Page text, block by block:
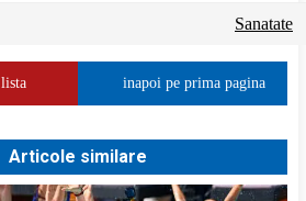
Sanatate
inapoi pe prima pagina
Articole similare